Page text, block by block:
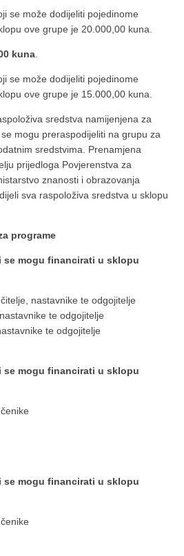
se može dodijeliti pojedinome
ove grupe je 20.000,00 kuna.
kuna
se može dodijeliti pojedinome
ove grupe je 15.000,00 kuna.
sredstva namijenjena za
mogu preraspodijeliti na grupu za
sredstvima. Prenamjena
prijedloga Povjerenstva za
znanosti i obrazovanja
sva raspoloživa sredstva u sklopu
programe
mogu financirati u sklopu
nastavnike te odgojitelje
te odgojitelje
te odgojitelje
mogu financirati u sklopu
mogu financirati u sklopu